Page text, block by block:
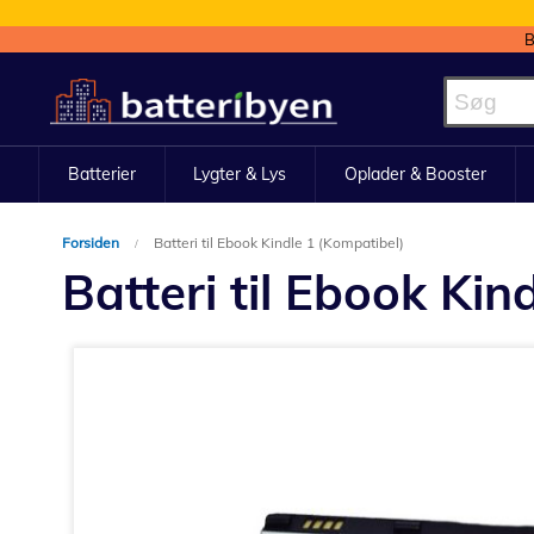
to
Content
Batterier Lygter & Lys Oplader & Booster
Forsiden Batteri til Ebook Kindle 1 (Kompatibel)
Batteri til Ebook